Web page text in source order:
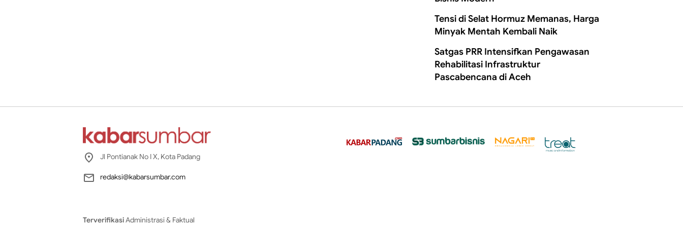
Tensi di Selat Hormuz Memanas, Harga
Minyak Mentah Kembali Naik
Satgas PRR Intensifkan Pengawasan
Rehabilitasi Infrastruktur
Pascabencana di Aceh
Jl Pontianak No I X, Kota Padang
redaksi@kabarsumbar.com
TerverifikasiAdministrasi & Faktual